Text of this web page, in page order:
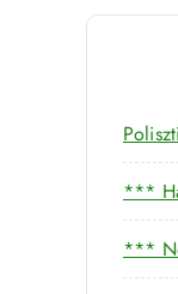
***
***